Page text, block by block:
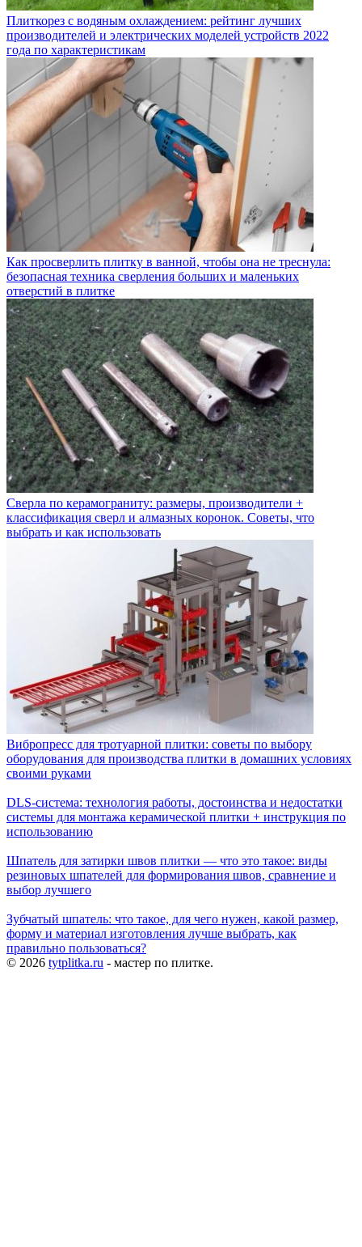
Плиткорез с водяным охлаждением: рейтинг лучших
производителей и электрических моделей устройств 2022
года по характеристикам
Как просверлить плитку в ванной, чтобы она не треснула:
безопасная техника сверления больших и маленьких
отверстий в плитке
Сверла по керамограниту: размеры, производители +
классификация сверл и алмазных коронок. Советы, что
выбрать и как использовать
Вибропресс для тротуарной плитки: советы по выбору
оборудования для производства плитки в домашних условиях
своими руками
DLS-система: технология работы, достоинства и недостатки
системы для монтажа керамической плитки + инструкция по
использованию
Шпатель для затирки швов плитки — что это такое: виды
резиновых шпателей для формирования швов, сравнение и
выбор лучшего
Зубчатый шпатель: что такое, для чего нужен, какой размер,
форму и материал изготовления лучше выбрать, как
правильно пользоваться?
© 2026 tytplitka.ru - мастер по плитке.